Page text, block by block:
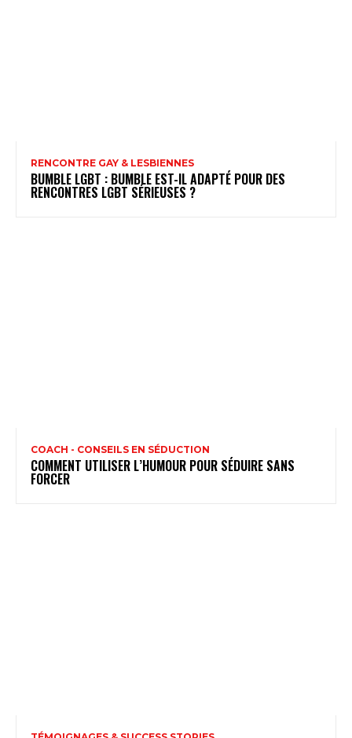
RENCONTRE GAY & LESBIENNES
BUMBLE LGBT : BUMBLE EST-IL ADAPTÉ POUR DES
RENCONTRES LGBT SÉRIEUSES ?
COACH - CONSEILS EN SÉDUCTION
COMMENT UTILISER L’HUMOUR POUR SÉDUIRE SANS
FORCER